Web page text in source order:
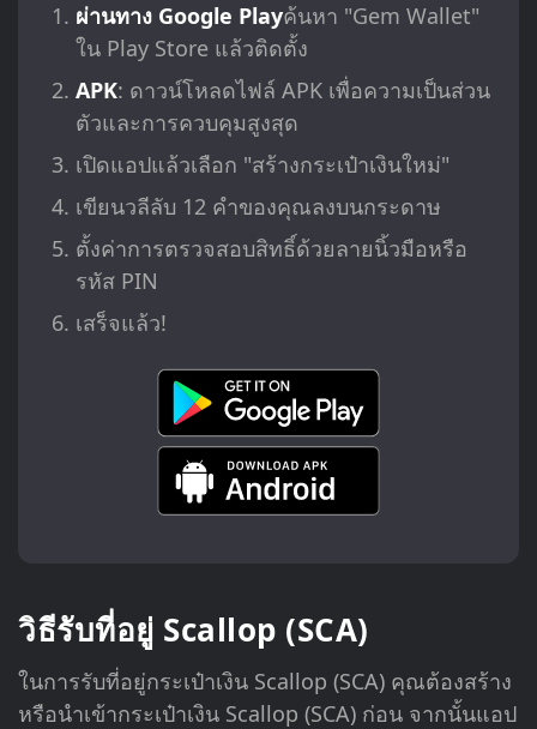
ผ่านทาง Google Playค้นหา "Gem Wallet"
ใน Play Store แล้วติดตั้ง
APK: ดาวน์โหลดไฟล์ APK เพื่อความเป็นส่วน
ตัวและการควบคุมสูงสุด
เปิดแอปแล้วเลือก "สร้างกระเป๋าเงินใหม่"
เขียนวลีลับ 12 คำของคุณลงบนกระดาษ
ตั้งค่าการตรวจสอบสิทธิ์ด้วยลายนิ้วมือหรือ
รหัส PIN
เสร็จแล้ว!
วิธีรับที่อยู่ Scallop (SCA)
ในการรับที่อยู่กระเป๋าเงิน Scallop (SCA) คุณต้องสร้าง
หรือนำเข้ากระเป๋าเงิน Scallop (SCA) ก่อน จากนั้นแอป